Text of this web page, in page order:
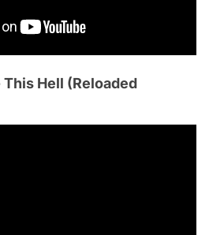
This Hell (Reloaded